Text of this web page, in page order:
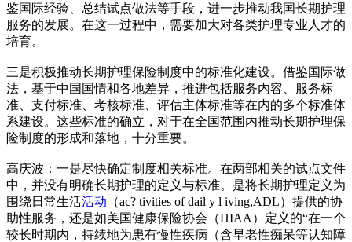
鉴国际经验、总结试点做法等手段，进一步推动我国长期护理
服务的发展。在这一过程中，需要加大对各类护理专业人才的
培育。
三是积极推动长期护理保险制度中的标准化建设。借鉴国际做
法，基于中国国情和各地差异，推进包括服务内容、服务标
准、支付标准、考核标准、评估主体标准等在内的多个标准体
系建设。这些标准的确立，对于在全国范围内推动长期护理保
险制度的形成和落地，十分重要。
高庆波：一是尽快确定制度相关标准。在两部相关的试点文件
中，并没有明确长期护理的定义与标准。是将长期护理定义为
围绕日常生活活动 （ac? tivities of dail y l iving,ADL）提供的协
助性服务，还是如美国健康保险协会（HIAA）定义的“在一个
较长时期内，持续地为患有慢性疾病（含早老性痴呆等认知障